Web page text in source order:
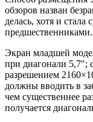
обзоров назван
делась, хотя и
предшественниками.
Экран младшей
при диагонали 5,7″;
разрешением
должны вводить в
чем существеннее
получается